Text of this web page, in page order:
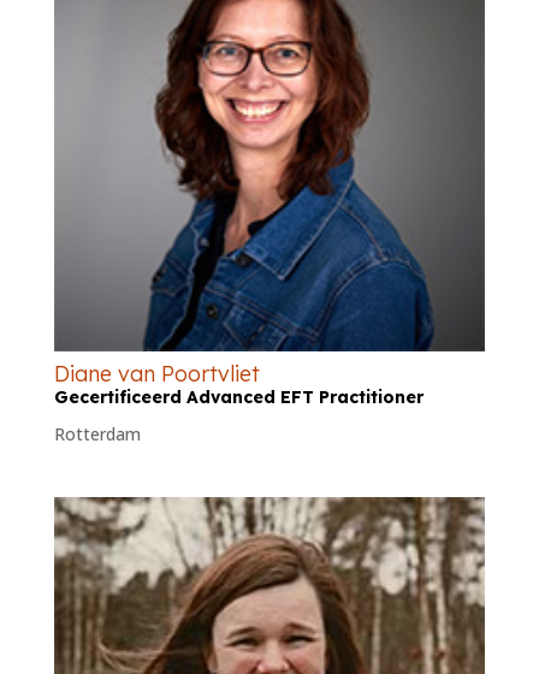
Diane van Poortvliet
Gecertificeerd Advanced EFT Practitioner
Rotterdam